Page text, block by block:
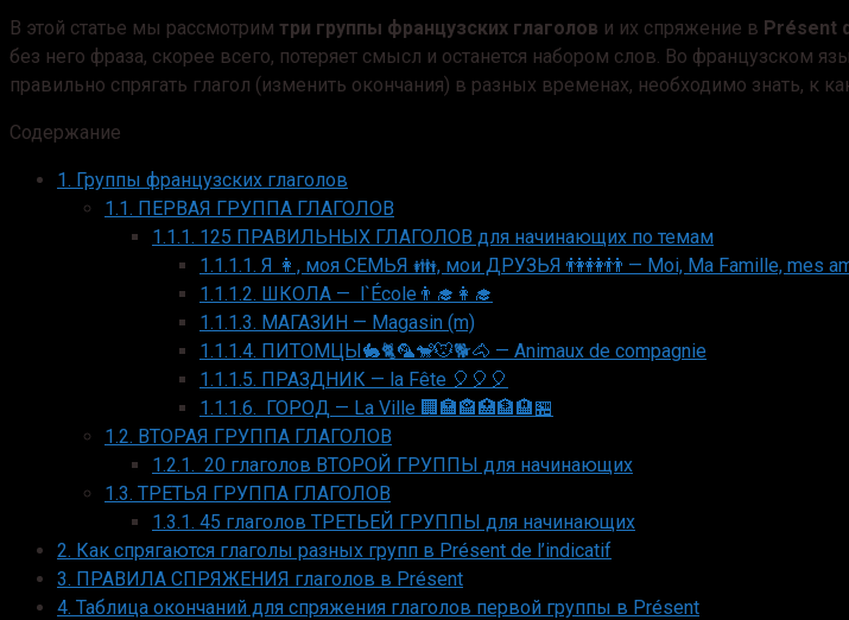
В этой статье мы рассмотрим три группы французских глаголов и их спряжение в Présent
без него фраза, скорее всего, потеряет смысл и останется набором слов. Во французском
правильно спрягать глагол (изменить окончания) в разных временах, необходимо знать, к
Содержание
1. Группы французских глаголов
1.1. ПЕРВАЯ ГРУППА ГЛАГОЛОВ
1.1.1. 125 ПРАВИЛЬНЫХ ГЛАГОЛОВ для начинающих по темам
1.1.1.1. Я 👩‍, моя СЕМЬЯ 👪, мои ДРУЗЬЯ 👫👭👬 — Moi, Ma Famille, mes
1.1.1.2. ШКОЛА — l`École👨‍🎓👩‍🎓
1.1.1.3. МАГАЗИН — Magasin (m)
1.1.1.4. ПИТОМЦЫ🐇🐈🦜🐒🐭🐕🐴 — Аnimaux de compagnie
1.1.1.5. ПРАЗДНИК — la Fête 🎈🎈🎈
1.1.1.6. ГОРОД — La Ville 🏢🏣🏤🏥🏦🏨🏪
1.2. ВТОРАЯ ГРУППА ГЛАГОЛОВ
1.2.1. 20 глаголов ВТОРОЙ ГРУППЫ для начинающих
1.3. ТРЕТЬЯ ГРУППА ГЛАГОЛОВ
1.3.1. 45 глаголов ТРЕТЬЕЙ ГРУППЫ для начинающих
2. Как спрягаются глаголы разных групп в Présent de l’indicatif
3. ПРАВИЛА СПРЯЖЕНИЯ глаголов в Présent
4. Таблица окончаний для спряжения глаголов первой группы в Présent